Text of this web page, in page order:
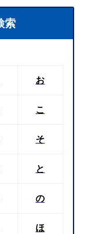
索
お
こ
そ
と
の
ほ